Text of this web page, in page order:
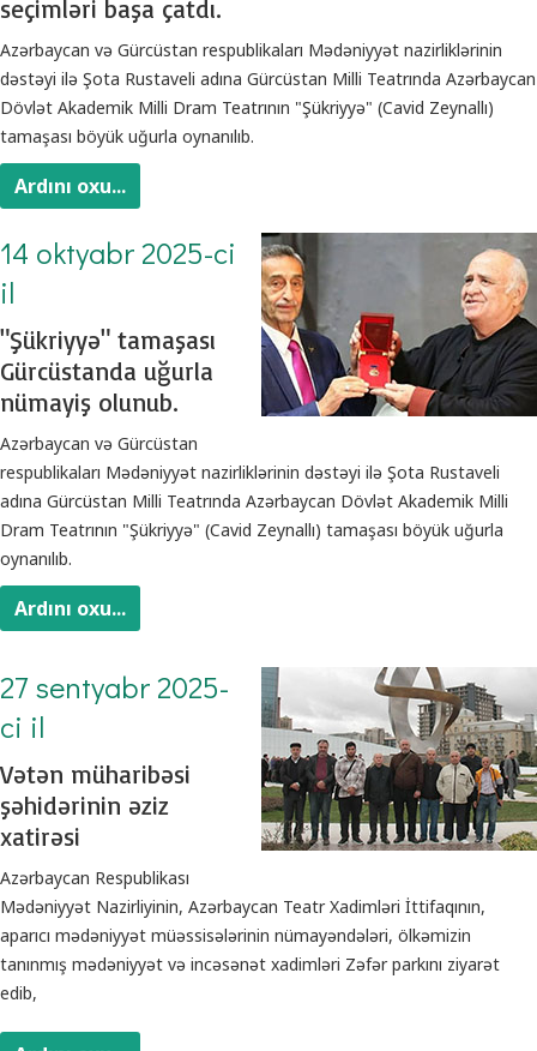
seçimləri başa çatdı.
Azərbaycan və Gürcüstan respublikaları Mədəniyyət nazirliklərinin
dəstəyi ilə Şota Rustaveli adına Gürcüstan Milli Teatrında Azərbaycan
Dövlət Akademik Milli Dram Teatrının "Şükriyyə" (Cavid Zeynallı)
tamaşası böyük uğurla oynanılıb.
Ardını oxu...
14 oktyabr 2025-ci
il
"Şükriyyə" tamaşası
Gürcüstanda uğurla
nümayiş olunub.
Azərbaycan və Gürcüstan
respublikaları Mədəniyyət nazirliklərinin dəstəyi ilə Şota Rustaveli
adına Gürcüstan Milli Teatrında Azərbaycan Dövlət Akademik Milli
Dram Teatrının "Şükriyyə" (Cavid Zeynallı) tamaşası böyük uğurla
oynanılıb.
Ardını oxu...
27 sentyabr 2025-
ci il
Vətən müharibəsi
şəhidərinin əziz
xatirəsi
Azərbaycan Respublikası
Mədəniyyət Nazirliyinin, Azərbaycan Teatr Xadimləri İttifaqının,
aparıcı mədəniyyət müəssisələrinin nümayəndələri, ölkəmizin
tanınmış mədəniyyət və incəsənət xadimləri Zəfər parkını ziyarət
edib,